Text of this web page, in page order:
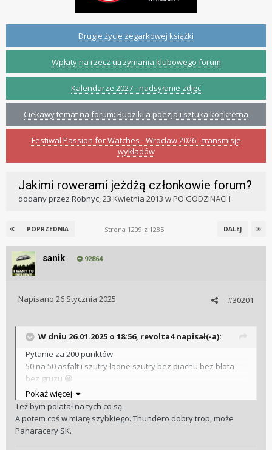
Drugie życie zegarkowej książki
Wpłaty na rzecz utrzymania klubowego forum
Kalendarze 2027 - nadsyłanie zdjęć
Ciekawy temat na forum: Budziki a poezja i sztuka konkretna
Festiwal Passion for Watches - Wrocław 2026 - transmisje
wykładów
Jakimi rowerami jeżdżą członkowie forum?
dodany przez Robnyc,23 Kwietnia 2013 wPO GODZINACH
POPRZEDNIA DALEJ
Strona 1209 z 1285
sanik 92864
#30201
Napisano 26 Stycznia 2025
W dniu 26.01.2025 o 18:56, revolta4napisał(-a):
Pytanie za 200 punktów
50 na 50 asfalt i szutry ładne szutry bez piachu bez błota
bez gruzu 😀
Ktore oponki
Pirelli cinturato gravel hard tlr 40c
tufo thundero tr 40 c
schwalbe g one allround 40 c
Pokaż więcej
Też bym polatał na tych co są.
A potem coś w miarę szybkiego. Thundero dobry trop, może
Panaracery SK.